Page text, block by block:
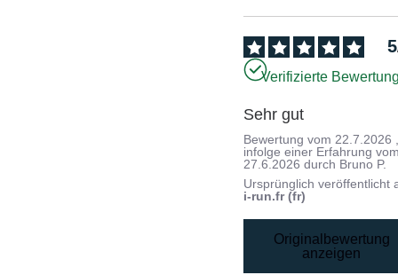
5
Verifizierte
Sehr gut
Bewertung vom22.7.2026
infolge einer Erfahrung
27.6.2026 durch Bruno P.
Ursprünglich veröffentlicht
i-run.fr (fr)
Originalbewertung
anzeigen